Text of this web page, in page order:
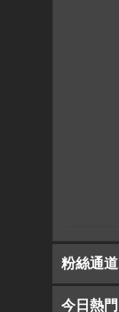
粉絲通道
今日熱門